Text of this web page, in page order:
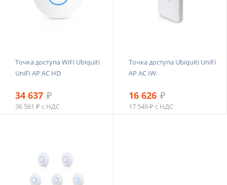
Точка доступа WiFi Ubiquiti
UniFi AP AC HD
34 637 ₽
36 561 ₽ с НДС
Точка доступа Ubiquiti UniFi
AP AC IW
16 626 ₽
17 549 ₽ с НДС